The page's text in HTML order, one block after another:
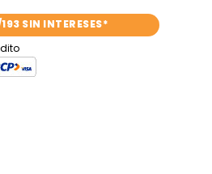
SIN INTERESES*